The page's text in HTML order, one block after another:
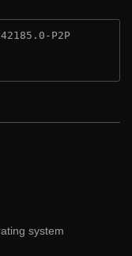
P2P
system